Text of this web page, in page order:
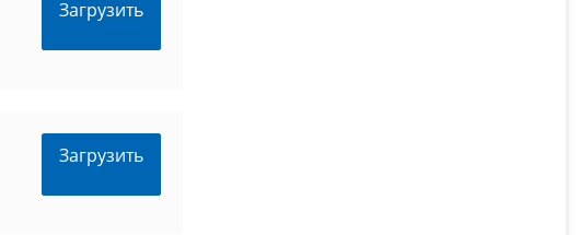
Загрузить
Загрузить